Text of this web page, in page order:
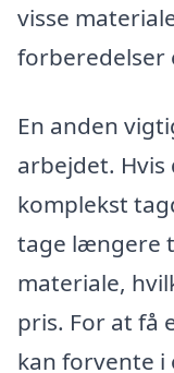
visse
forberedelser
En anden
arbejdet.
komplekst
tage længere
materiale,
pris. For at få
kan forvente i